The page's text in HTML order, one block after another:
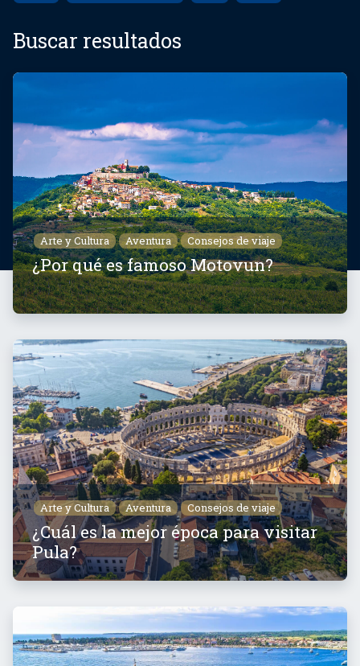
Buscar resultados
Arte y Cultura Aventura Consejos de viaje
¿Por qué es famoso Motovun?
Arte y Cultura Aventura Consejos de viaje
¿Cuál es la mejor época para visitar
Pula?